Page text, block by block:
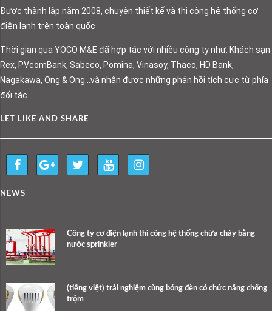
Được thành lập năm 2008, chuyên thiết kế và thi công hệ thống cơ
điện lạnh trên toàn quốc
Thời gian qua YOCO M&E đã hợp tác với nhiều công ty như: Khách sạn
Rex, PVcomBank, Sabeco, Pomina, Vinasoy, Thaco, HD Bank,
Nagakawa, Ong & Ong…và nhận được những phản hồi tích cực từ phía
đối tác.
LET LIKE AND SHARE
NEWS
Công ty cơ điện lạnh thi công hệ thống chữa cháy bằng
nước sprinkler
(tiếng việt) trải nghiệm cùng bóng đèn có chức năng chống
trộm